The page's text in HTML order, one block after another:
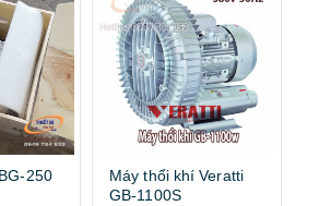
250
Máy thổi khí Veratti
GB-1100S